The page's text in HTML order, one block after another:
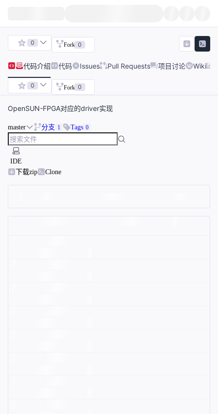
0 Fork 0
代码介绍 代码 Issues Pull Requests 项目讨论 Wiki
0 Fork 0
OpenSUN-FPGA对应的driver实现
master 分支 1 Tags 0
IDE
下载zip
Clone